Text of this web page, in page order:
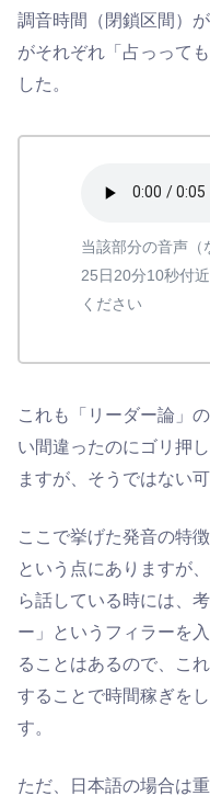
調音時間（閉鎖区間）
がそれぞれ「占っって
した。
当該部分の音声（
25日20分10秒付
ください
これも「リーダー論」
い間違ったのにゴリ押
ますが、そうではない
ここで挙げた発音の特
という点にありますが
ら話している時には、
ー」というフィラーを
ることはあるので、こ
することで時間稼ぎを
す。
ただ、日本語の場合は